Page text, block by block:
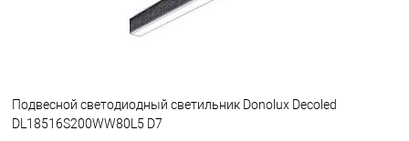
Подвесной светодиодный светильник Donolux Decoled
DL18516S200WW80L5 D7